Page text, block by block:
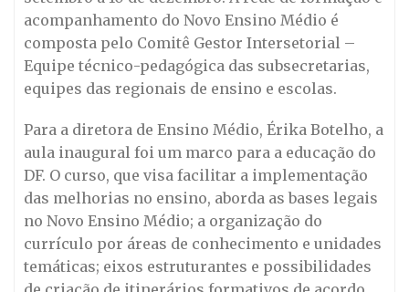
acompanhamento do Novo Ensino Médio é
composta pelo Comitê Gestor Intersetorial –
Equipe técnico-pedagógica das subsecretarias,
equipes das regionais de ensino e escolas.
Para a diretora de Ensino Médio, Érika Botelho, a
aula inaugural foi um marco para a educação do
DF. O curso, que visa facilitar a implementação
das melhorias no ensino, aborda as bases legais
no Novo Ensino Médio; a organização do
currículo por áreas de conhecimento e unidades
temáticas; eixos estruturantes e possibilidades